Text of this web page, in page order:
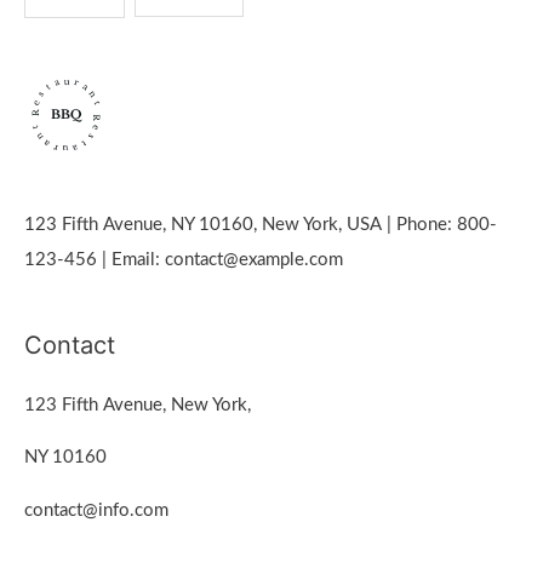
123 Fifth Avenue, NY 10160, New York, USA | Phone: 800-
123-456 | Email: contact@example.com
Contact
123 Fifth Avenue, New York,
NY 10160
contact@info.com